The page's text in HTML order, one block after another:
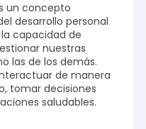
un concepto
desarrollo personal
capacidad de
nuestras
las de los demás.
de manera
tomar decisiones
saludables.